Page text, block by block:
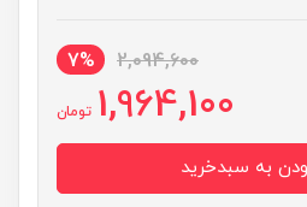
2,094,600
7%
1,964,100 تومان